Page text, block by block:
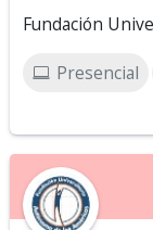
Fundación
Presencial